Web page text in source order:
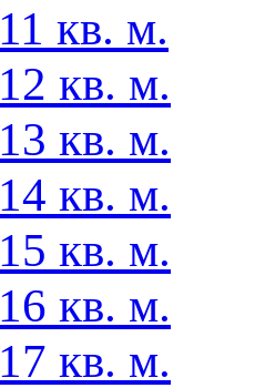
кв. м.
кв. м.
кв. м.
кв. м.
кв. м.
кв. м.
кв. м.